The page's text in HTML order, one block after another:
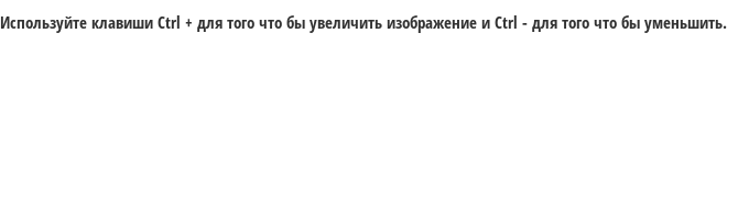
Используйте клавиши Ctrl + для того что бы увеличить изображение и Ctrl - для того что бы уменьшить.